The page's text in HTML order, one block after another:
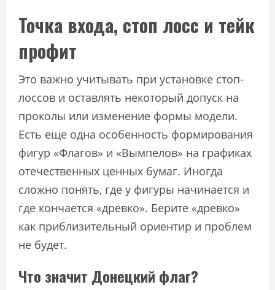
Точка входа, стоп лосс и тейк
профит
Это важно учитывать при установке стоп-
лоссов и оставлять некоторый допуск на
проколы или изменение формы модели.
Есть еще одна особенность формирования
фигур «Флагов» и «Вымпелов» на графиках
отечественных ценных бумаг. Иногда
сложно понять, где у фигуры начинается и
где кончается «древко». Берите «древко»
как приблизительный ориентир и проблем
не будет.
Что значит Донецкий флаг?